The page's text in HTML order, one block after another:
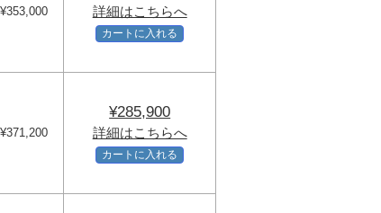
¥353,000 詳細はこちらへ
カートに入れる
¥371,200
¥285,900
詳細はこちらへ
カートに入れる